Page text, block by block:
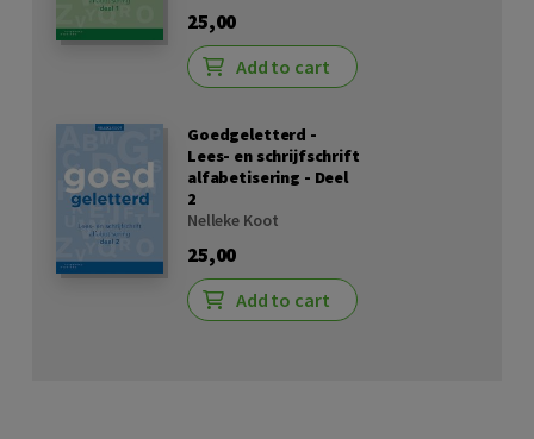
25,00
Add to cart
Goedgeletterd -
Lees- en schrijfschrift
alfabetisering - Deel
2
Nelleke Koot
25,00
Add to cart